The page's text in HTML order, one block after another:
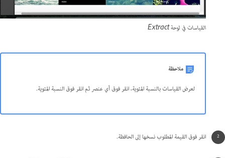
القياسات في لوحة Extract
ملاحظة
لعرض القياسات بالنسبة المئوية، انقر فوق أي عنصر ثم انقر فوق النسبة المئوية.
انقر فوق القيمة المطلوب نسخها إلى الحافظة.